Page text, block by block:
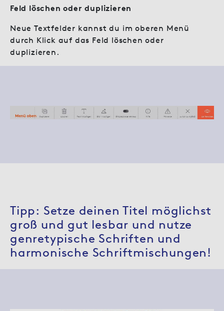
Feld löschen oder duplizieren
Neue Textfelder kannst du im oberen Menü
durch Klick auf das Feld löschen oder
duplizieren.
Tipp: Setze deinen Titel möglichst
groß und gut lesbar und nutze
genretypische Schriften und
harmonische Schriftmischungen!